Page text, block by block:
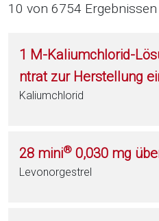
10 von 6754 Ergebnissen
1 M-Kaliumchlorid-
ntrat zur Herstellung
Kaliumchlorid
28 mini® 0,030 mg
Levonorgestrel